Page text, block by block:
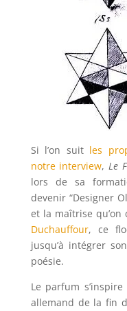
Si l’on suit les
notre interview, Le
lors de sa
devenir “Designer
et la maîtrise
Duchauffour, ce
jusqu’à intégrer
poésie.
Le parfum
allemand de la fin